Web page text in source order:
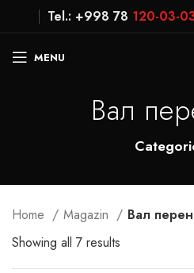
Tel.: +998 78 120-03-
MENU
Вал
Home Magazin
Вал
Showing all 7 results